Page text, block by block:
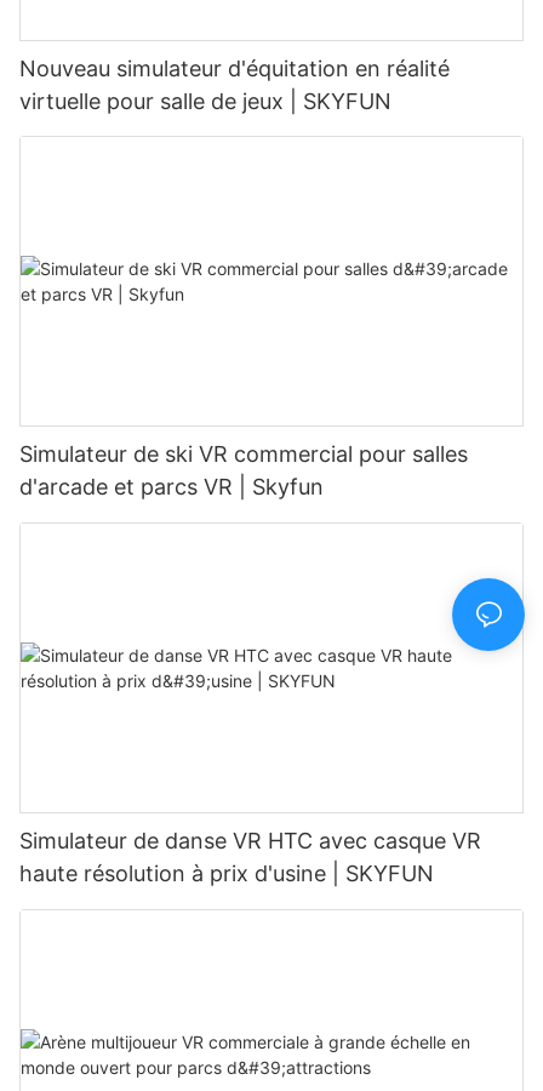
Nouveau simulateur d'équitation en réalité
virtuelle pour salle de jeux | SKYFUN
Simulateur de ski VR commercial pour salles
d'arcade et parcs VR | Skyfun
Simulateur de danse VR HTC avec casque VR
haute résolution à prix d'usine | SKYFUN